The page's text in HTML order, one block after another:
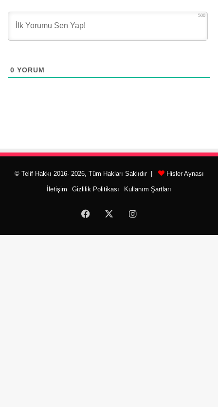
500
0 YORUM
© Telif Hakkı 2016- 2026, Tüm Hakları Saklıdır | Hisler Aynası
İletişim Gizlilik Politikası Kullanım Şartları
Facebook Instagram